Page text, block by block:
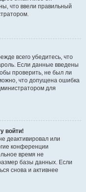
что ввели правильный
всего убедитесь, что
Если данные введены
проверить, не был ли
что допущена ошибка
для
войти!
деактивировал или
конференции
время не
базы данных. Если
снова и активнее